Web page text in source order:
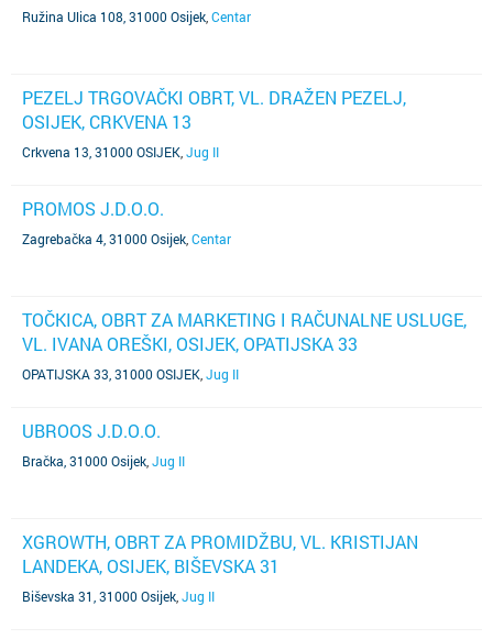
Ružina Ulica 108, 31000 Osijek Centar
PEZELJ TRGOVAČKI OBRT, VL. DRAŽEN PEZELJ,
OSIJEK, CRKVENA 13
Crkvena 13, 31000 OSIJEK Jug II
PROMOS J.D.O.O.
Zagrebačka 4, 31000 Osijek Centar
TOČKICA, OBRT ZA MARKETING I RAČUNALNE USLUGE,
VL. IVANA OREŠKI, OSIJEK, OPATIJSKA 33
OPATIJSKA 33, 31000 OSIJEK Jug II
UBROOS J.D.O.O.
Bračka, 31000 Osijek Jug II
XGROWTH, OBRT ZA PROMIDŽBU, VL. KRISTIJAN
LANDEKA, OSIJEK, BIŠEVSKA 31
Biševska 31, 31000 Osijek Jug II